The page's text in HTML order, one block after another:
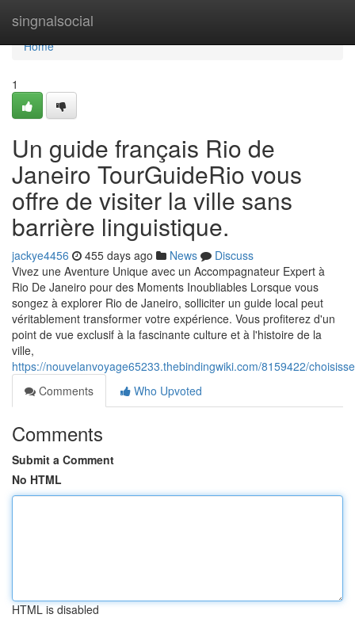
singnalsocial
Home
Home
1
Un guide français Rio de
Janeiro TourGuideRio vous
offre de visiter la ville sans
barrière linguistique.
jackye4456 455 days ago News
Discuss
Vivez une Aventure Unique avec un Accompagnateur Expert à
Rio De Janeiro pour des Moments Inoubliables Lorsque vous
songez à explorer Rio de Janeiro, solliciter un guide local peut
véritablement transformer votre expérience. Vous profiterez d'un
point de vue exclusif à la fascinante culture et à l'histoire de la
ville,
https://nouvelanvoyage65233.thebindingwiki.com/8159422/
Comments
Who Upvoted
Comments
Submit a Comment
No HTML
HTML is disabled